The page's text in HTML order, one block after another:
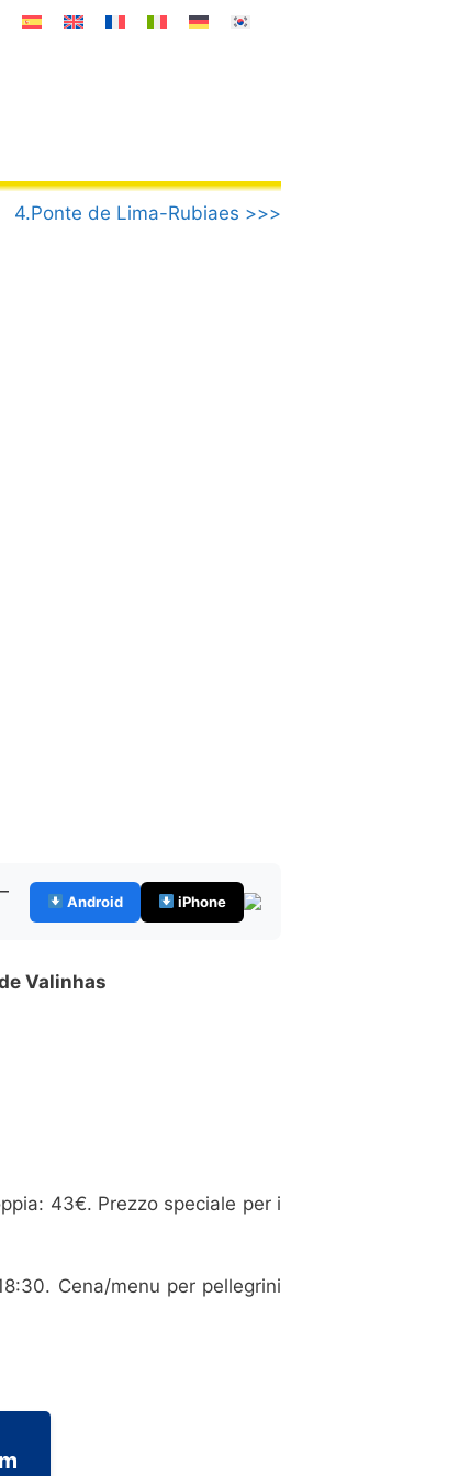
4.Ponte de Lima-Rubiaes >>>
Android iPhone
Valinhas
43€. Prezzo speciale per i
Cena/menu per pellegrini